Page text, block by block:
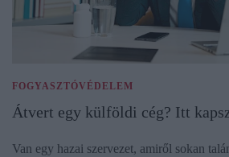
FOGYASZTÓVÉDELEM
Átvert egy külföldi cég? Itt
Van egy hazai szervezet, amiről sokan